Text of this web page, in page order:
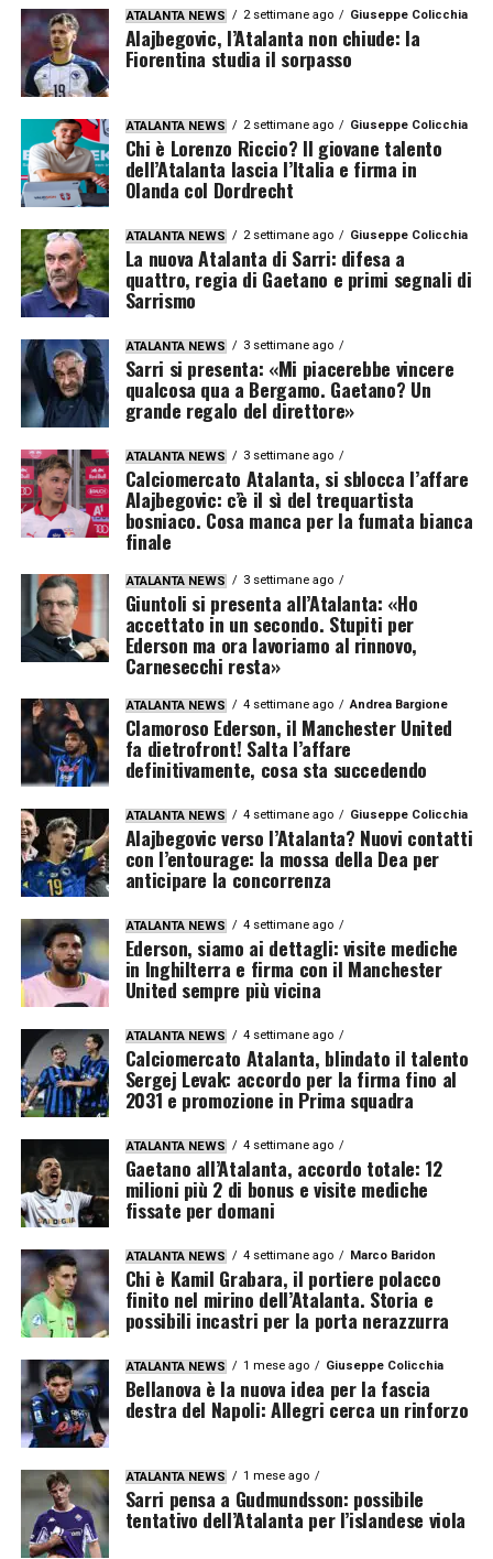
ATALANTA NEWS 2 settimane ago Giuseppe Colicchia
Alajbegovic, l’Atalanta non chiude: la
Fiorentina studia il sorpasso
ATALANTA NEWS 2 settimane ago Giuseppe Colicchia
Chi è Lorenzo Riccio? Il giovane talento
dell’Atalanta lascia l’Italia e firma in
Olanda col Dordrecht
ATALANTA NEWS 2 settimane ago Giuseppe Colicchia
La nuova Atalanta di Sarri: difesa a
quattro, regia di Gaetano e primi segnali di
Sarrismo
ATALANTA NEWS 3 settimane ago
Sarri si presenta: «Mi piacerebbe vincere
qualcosa qua a Bergamo. Gaetano? Un
grande regalo del direttore»
ATALANTA NEWS 3 settimane ago
Calciomercato Atalanta, si sblocca l’affare
Alajbegovic: c’è il sì del trequartista
bosniaco. Cosa manca per la fumata bianca
finale
ATALANTA NEWS 3 settimane ago
Giuntoli si presenta all’Atalanta: «Ho
accettato in un secondo. Stupiti per
Ederson ma ora lavoriamo al rinnovo,
Carnesecchi resta»
ATALANTA NEWS 4 settimane ago Andrea Bargione
Clamoroso Ederson, il Manchester United
fa dietrofront! Salta l’affare
definitivamente, cosa sta succedendo
ATALANTA NEWS 4 settimane ago Giuseppe Colicchia
Alajbegovic verso l’Atalanta? Nuovi contatti
con l’entourage: la mossa della Dea per
anticipare la concorrenza
ATALANTA NEWS 4 settimane ago
Ederson, siamo ai dettagli: visite mediche
in Inghilterra e firma con il Manchester
United sempre più vicina
ATALANTA NEWS 4 settimane ago
Calciomercato Atalanta, blindato il talento
Sergej Levak: accordo per la firma fino al
2031 e promozione in Prima squadra
ATALANTA NEWS 4 settimane ago
Gaetano all’Atalanta, accordo totale: 12
milioni più 2 di bonus e visite mediche
fissate per domani
ATALANTA NEWS 4 settimane ago Marco Baridon
Chi è Kamil Grabara, il portiere polacco
finito nel mirino dell’Atalanta. Storia e
possibili incastri per la porta nerazzurra
ATALANTA NEWS 1 mese ago Giuseppe Colicchia
Bellanova è la nuova idea per la fascia
destra del Napoli: Allegri cerca un rinforzo
ATALANTA NEWS 1 mese ago
Sarri pensa a Gudmundsson: possibile
tentativo dell’Atalanta per l’islandese viola